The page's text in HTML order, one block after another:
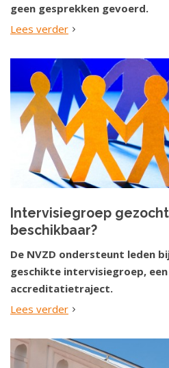
geen gesprekken gevoerd.
Lees verder
Intervisiegroep
beschikbaar?
De NVZD ondersteunt leden
geschikte intervisiegroep,
accreditatietraject.
Lees verder